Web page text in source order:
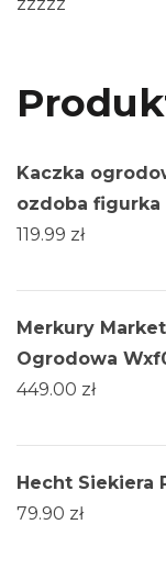
Kaczka
ozdoba
119.99 zł
Merkury
Ogrodowa
449.00 zł
Hecht Siekiera
79.90 zł